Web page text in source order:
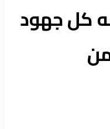
كل جهود